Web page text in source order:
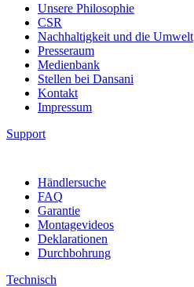
Unsere Philosophie
CSR
Nachhaltigkeit und die Umwelt
Presseraum
Medienbank
Stellen bei Dansani
Kontakt
Impressum
Support
Händlersuche
FAQ
Garantie
Montagevideos
Deklarationen
Durchbohrung
Technisch